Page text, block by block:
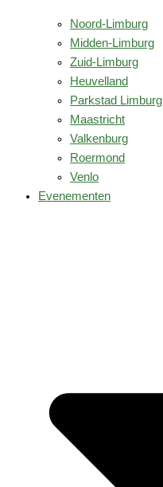
Noord-Limburg
Midden-Limburg
Zuid-Limburg
Heuvelland
Parkstad Limburg
Maastricht
Valkenburg
Roermond
Venlo
Evenementen